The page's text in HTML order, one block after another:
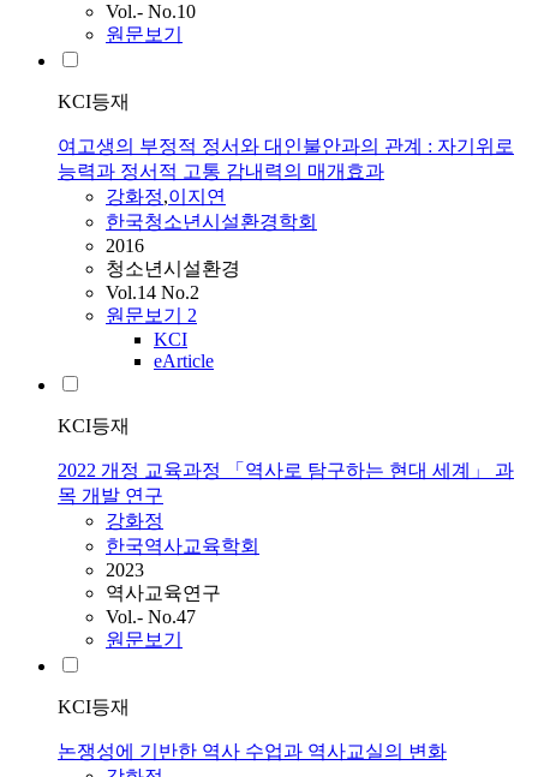
Vol.- No.10
원문보기
KCI등재
여고생의 부정적 정서와 대인불안과의 관계 : 자기위로
능력과 정서적 고통 감내력의 매개효과
강화정,이지연
한국청소년시설환경학회
2016
청소년시설환경
Vol.14 No.2
원문보기 2
KCI
eArticle
KCI등재
2022 개정 교육과정 「역사로 탐구하는 현대 세계」 과
목 개발 연구
강화정
한국역사교육학회
2023
역사교육연구
Vol.- No.47
원문보기
KCI등재
논쟁성에 기반한 역사 수업과 역사교실의 변화